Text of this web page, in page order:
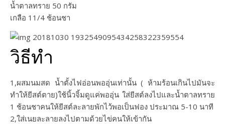
น้ำตาลทราย 50 กรัม
เกลือ 11/4 ช้อนชา
วิธีทำ
1,ผสมนมสด น้ำตั้งไฟอ่อนพออุ่นเท่านั้น ( ห้ามร้อนเกินไปมันจะ
ทำให้ยีสต์ตาย)ใช้นิ้วจิ้มดูแค่พออุ่น ใส่ยีสต์ลงไปและน้ำตาลทราย
1 ช้อนชาคนให้ยีสต์ละลายพักไว้พอเป็นฟอง ประมาณ 5-10 นาที
2,ใส่เนยละลายลงไปตามด้วยไข่คนให้เข้ากัน